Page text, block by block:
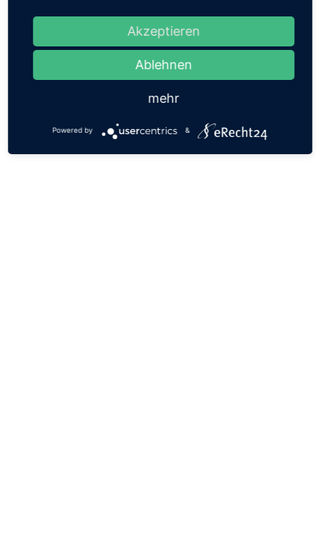
Akzeptieren
Ablehnen
mehr
Powered by &